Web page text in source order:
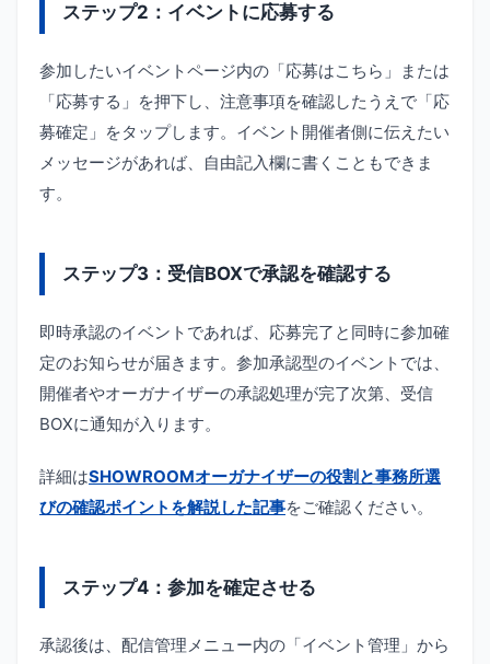
ステップ2：イベントに応募する
参加したいイベントページ内の「応募はこちら」または
「応募する」を押下し、注意事項を確認したうえで「応
募確定」をタップします。イベント開催者側に伝えたい
メッセージがあれば、自由記入欄に書くこともできま
す。
ステップ3：受信BOXで承認を確認する
即時承認のイベントであれば、応募完了と同時に参加確
定のお知らせが届きます。参加承認型のイベントでは、
開催者やオーガナイザーの承認処理が完了次第、受信
BOXに通知が入ります。
詳細はSHOWROOMオーガナイザーの役割と事務所選
びの確認ポイントを解説した記事をご確認ください。
ステップ4：参加を確定させる
承認後は、配信管理メニュー内の「イベント管理」から